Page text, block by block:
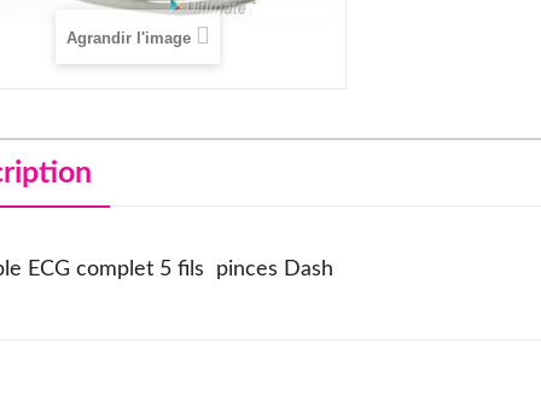
Agrandir l'image
ECG complet 5 fils pinces Dash